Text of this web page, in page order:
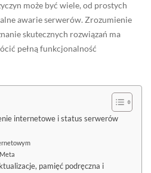
może być wiele, od prostych
awarie serwerów. Zrozumienie
skutecznych rozwiązań ma
pełną funkcjonalność
internetowe i status serwerów
pamięć podręczna i